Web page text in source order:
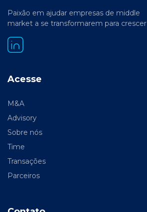
Paixão em ajudar empresas de middle
market a se transformarem para crescer
Acesse
M&A
Advisory
Sobre nós
Time
Transações
Parceiros